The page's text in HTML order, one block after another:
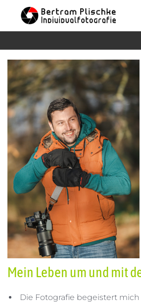
Skip to content
Mein Leben um und mit
Die Fotografie begeistert